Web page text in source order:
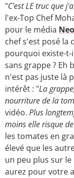
"C'est LE truc que
l'ex-Top Chef
pour le média Neo
chef s'est posé la
pourquoi existe-t-
sans grappe ? Eh
n'est pas juste là
intérêt : "La
nourriture de la
vidéo. Plus
moins elle risque
les tomates en
élevé que les
un peu plus sur
aurez pour votre